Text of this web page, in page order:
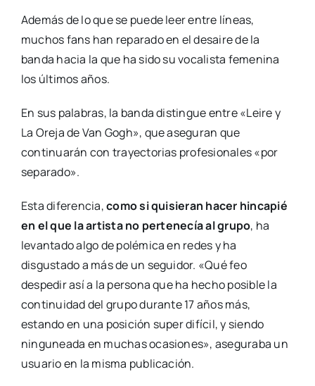
Además de lo que se puede leer entre líneas,
muchos fans han reparado en el desaire de la
banda hacia la que ha sido su vocalista femenina
los últimos años.
En sus palabras, la banda distingue entre «Leire y
La Oreja de Van Gogh», que aseguran que
continuarán con trayectorias profesionales «por
separado».
Esta diferencia,como si quisieran hacer hincapié
en el que la artista no pertenecía al grupo, ha
levantado algo de polémica en redes y ha
disgustado a más de un seguidor. «Qué feo
despedir así a la persona que ha hecho posible la
continuidad del grupo durante 17 años más,
estando en una posición super difícil, y siendo
ninguneada en muchas ocasiones», aseguraba un
usuario en la misma publicación.